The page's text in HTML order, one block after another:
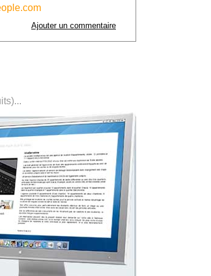
Ajouter un commentaire